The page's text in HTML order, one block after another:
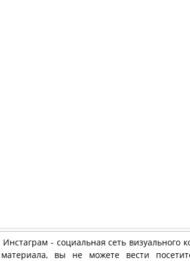
- социальная сеть визуального
материала, вы не можете вести